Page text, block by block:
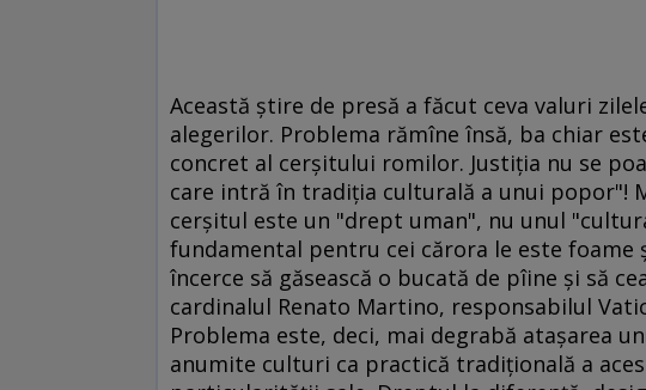
Această ştire de presă a făcut ceva valuri
alegerilor. Problema rămîne însă, ba chiar
concret al cerşitului romilor. Justiţia nu se
care intră în tradiţia culturală a unui popor"!
cerşitul este un "drept uman", nu unul
fundamental pentru cei cărora le este foame
încerce să găsească o bucată de pîine şi să
cardinalul Renato Martino, responsabilul
Problema este, deci, mai degrabă ataşarea
anumite culturi ca practică tradiţională a